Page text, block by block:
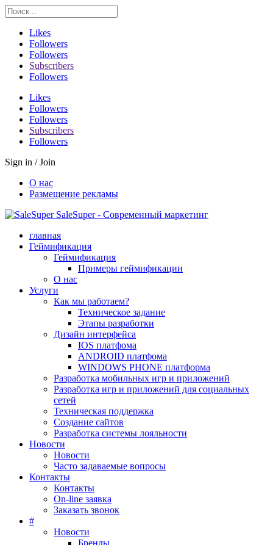
Likes
Followers
Followers
Subscribers
Followers
Likes
Followers
Followers
Subscribers
Followers
Sign in / Join
О нас
Размещение рекламы
SaleSuper - Современный маркетинг
главная
Геймификация
Геймификация
Примеры геймификации
О нас
Услуги
Как мы работаем?
Техническое задание
Этапы разработки
Дизайн интерфейса
IOS платфома
ANDROID платфома
WINDOWS PHONE платформа
Разработка мобильных игр и приложений
Разработка игр и приложений для социальных
сетей
Техническая поддержка
Создание сайтов
Разработка системы лояльности
Новости
Новости
Часто задаваемые вопросы
Контакты
Контакты
On-line заявка
Заказать звонок
#
Новости
Бренды